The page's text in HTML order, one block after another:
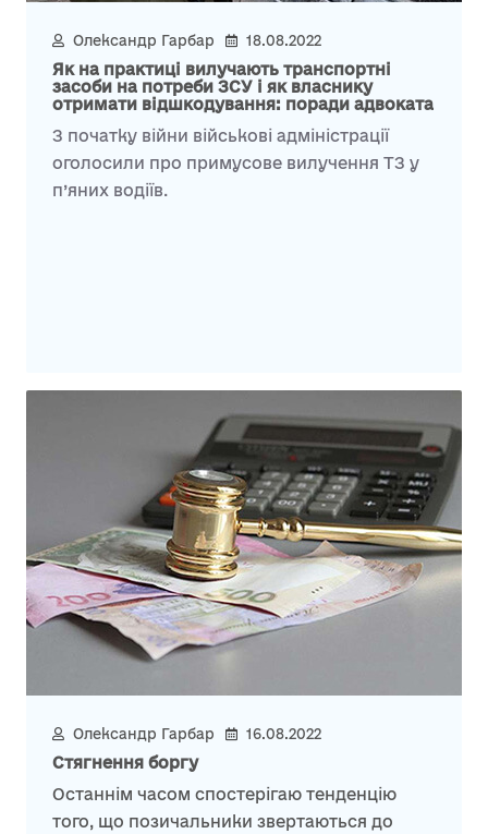
Олександр Гарбар 18.08.2022
Як на практиці вилучають транспортні
засоби на потреби ЗСУ і як власнику
отримати відшкодування: поради адвоката
З початку війни військові адміністрації
оголосили про примусове вилучення ТЗ у
п’яних водіїв.
Олександр Гарбар 16.08.2022
Стягнення боргу
Останнім часом спостерігаю тенденцію
того, що позичальники звертаються до